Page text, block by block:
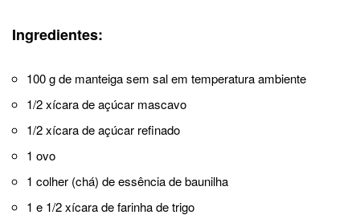
Ingredientes:
100 g de manteiga sem sal em temperatura ambiente
1/2 xícara de açúcar mascavo
1/2 xícara de açúcar refinado
1 ovo
1 colher (chá) de essência de baunilha
1 e 1/2 xícara de farinha de trigo